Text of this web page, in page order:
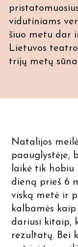
vidutiniams
šiuo metu dar
Lietuvos
trijų metų
Natalijos
paauglystėje,
laikė tik hobiu
dieną prieš 6
viską metė ir
kalbamės
dariusi kitaip,
rezultatų. Bei